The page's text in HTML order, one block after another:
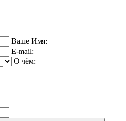
Ваше Имя:
E-mail:
О чём: